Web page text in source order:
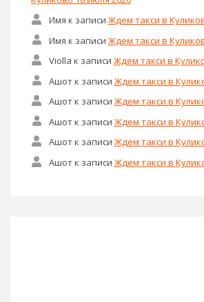
Имя к записи Ждем такси в
Имя к записи Ждем такси в
Violla к записи Ждем такси в
Ашотк записи Ждем такси в
Ашотк записи Ждем такси в
Ашотк записи Ждем такси в
Ашотк записи Ждем такси в
Ашотк записи Ждем такси в